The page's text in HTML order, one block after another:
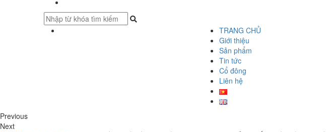
TRANG CHỦ
Giới thiệu
Sản phẩm
Tin tức
Cổ đông
Liên hệ
Previous
Next